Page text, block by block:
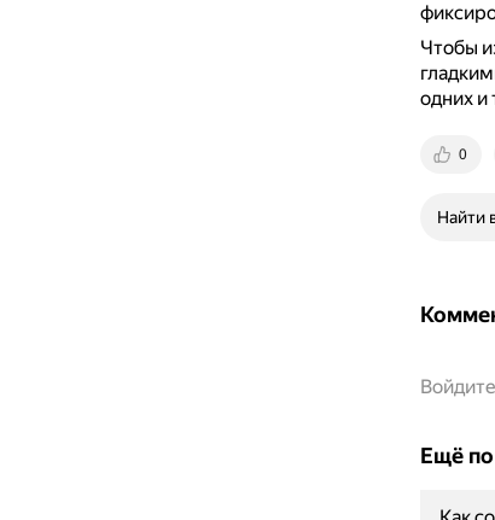
Чтобы
одних и
0
Найти
Ещё